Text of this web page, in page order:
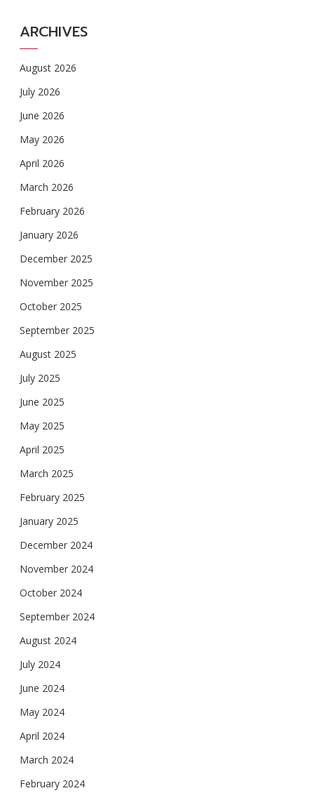
ARCHIVES
August 2026
July 2026
June 2026
May 2026
April 2026
March 2026
February 2026
January 2026
December 2025
November 2025
October 2025
September 2025
August 2025
July 2025
June 2025
May 2025
April 2025
March 2025
February 2025
January 2025
December 2024
November 2024
October 2024
September 2024
August 2024
July 2024
June 2024
May 2024
April 2024
March 2024
February 2024